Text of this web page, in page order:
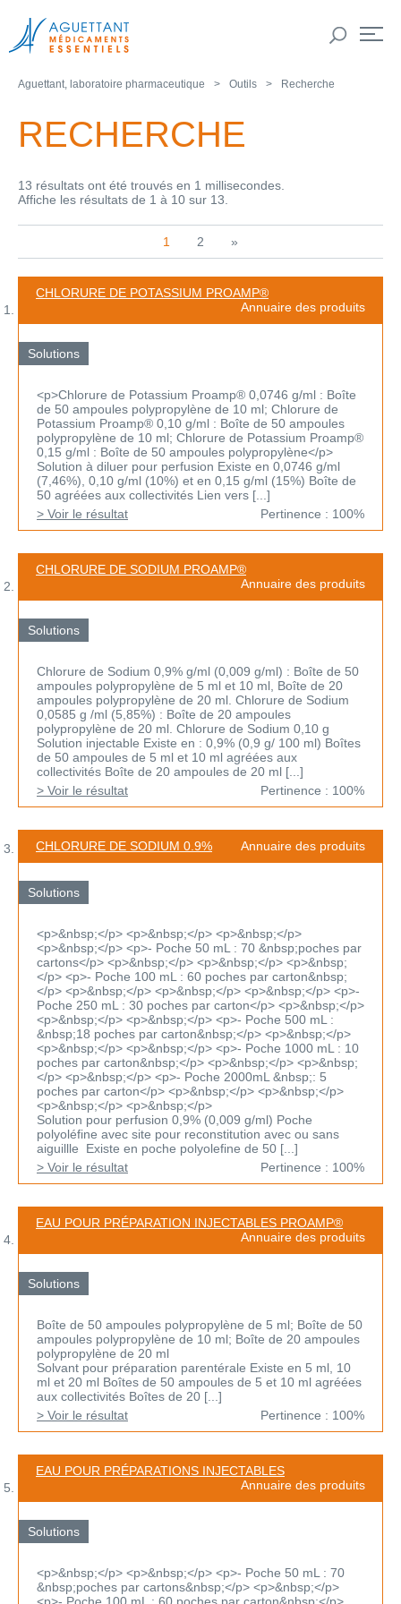
Aguettant, laboratoire pharmaceutique Outils Recherche
RECHERCHE
13 résultats ont été trouvés en 1 millisecondes.
Affiche les résultats de 1 à 10 sur 13.
1 2 »
CHLORURE DE POTASSIUM PROAMP®
Annuaire des produits
Solutions
<p>Chlorure de Potassium Proamp® 0,0746 g/ml : Boîte
de 50 ampoules polypropylène de 10 ml; Chlorure de
Potassium Proamp® 0,10 g/ml : Boîte de 50 ampoules
polypropylène de 10 ml; Chlorure de Potassium Proamp®
0,15 g/ml : Boîte de 50 ampoules polypropylène</p>
Solution à diluer pour perfusion Existe en 0,0746 g/ml
(7,46%), 0,10 g/ml (10%) et en 0,15 g/ml (15%) Boîte de
50 agréées aux collectivités Lien vers [...]
> Voir le résultat
Pertinence : 100%
CHLORURE DE SODIUM PROAMP®
Annuaire des produits
Solutions
Chlorure de Sodium 0,9% g/ml (0,009 g/ml) : Boîte de 50
ampoules polypropylène de 5 ml et 10 ml, Boîte de 20
ampoules polypropylène de 20 ml. Chlorure de Sodium
0,0585 g /ml (5,85%) : Boîte de 20 ampoules
polypropylène de 20 ml. Chlorure de Sodium 0,10 g
Solution injectable Existe en : 0,9% (0,9 g/ 100 ml) Boîtes
de 50 ampoules de 5 ml et 10 ml agréées aux
collectivités Boîte de 20 ampoules de 20 ml [...]
> Voir le résultat
Pertinence : 100%
CHLORURE DE SODIUM 0.9% Annuaire des produits
Solutions
<p>&nbsp;</p> <p>&nbsp;</p> <p>&nbsp;</p>
<p>&nbsp;</p> <p>- Poche 50 mL : 70 &nbsp;poches par
cartons</p> <p>&nbsp;</p> <p>&nbsp;</p> <p>&nbsp;
</p> <p>- Poche 100 mL : 60 poches par carton&nbsp;
</p> <p>&nbsp;</p> <p>&nbsp;</p> <p>&nbsp;</p> <p>-
Poche 250 mL : 30 poches par carton</p> <p>&nbsp;</p>
<p>&nbsp;</p> <p>&nbsp;</p> <p>- Poche 500 mL :
&nbsp;18 poches par carton&nbsp;</p> <p>&nbsp;</p>
<p>&nbsp;</p> <p>&nbsp;</p> <p>- Poche 1000 mL : 10
poches par carton&nbsp;</p> <p>&nbsp;</p> <p>&nbsp;
</p> <p>&nbsp;</p> <p>- Poche 2000mL &nbsp;: 5
poches par carton</p> <p>&nbsp;</p> <p>&nbsp;</p>
<p>&nbsp;</p> <p>&nbsp;</p>
Solution pour perfusion 0,9% (0,009 g/ml) Poche
polyoléfine avec site pour reconstitution avec ou sans
aiguillle Existe en poche polyolefine de 50 [...]
> Voir le résultat
Pertinence : 100%
EAU POUR PRÉPARATION INJECTABLES PROAMP®
Annuaire des produits
Solutions
Boîte de 50 ampoules polypropylène de 5 ml; Boîte de 50
ampoules polypropylène de 10 ml; Boîte de 20 ampoules
polypropylène de 20 ml
Solvant pour préparation parentérale Existe en 5 ml, 10
ml et 20 ml Boîtes de 50 ampoules de 5 et 10 ml agréées
aux collectivités Boîtes de 20 [...]
> Voir le résultat
Pertinence : 100%
EAU POUR PRÉPARATIONS INJECTABLES
Annuaire des produits
Solutions
<p>&nbsp;</p> <p>&nbsp;</p> <p>- Poche 50 mL : 70
&nbsp;poches par cartons&nbsp;</p> <p>&nbsp;</p>